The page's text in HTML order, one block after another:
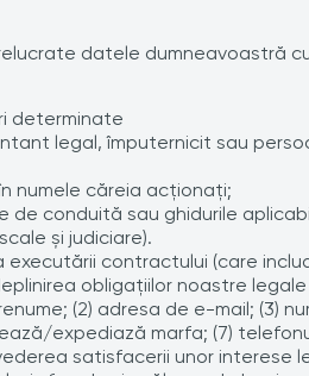
datele dumneavoastră
determinate
legal, împuternicit sau
numele căreia acţionaţi;
de conduită sau ghidurile
şi judiciare).
contractului (care
obligaţiilor noastre
(2) adresa de e-mail; (3)
expediază marfa; (7)
satisfacerii unor interese